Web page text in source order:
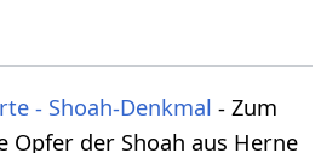
- Shoah-Denkmal - Zum
Opfer der Shoah aus Herne